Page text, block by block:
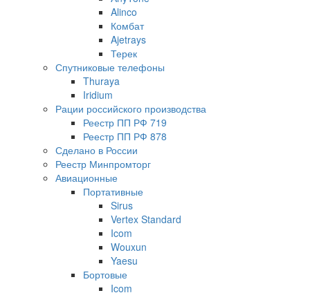
Alinco
Комбат
Ajetrays
Терек
Спутниковые телефоны
Thuraya
Iridium
Рации российского производства
Реестр ПП РФ 719
Реестр ПП РФ 878
Сделано в России
Реестр Минпромторг
Авиационные
Портативные
Sirus
Vertex Standard
Icom
Wouxun
Yaesu
Бортовые
Icom